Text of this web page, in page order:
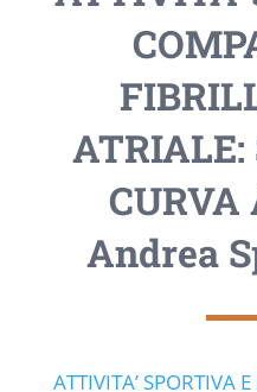
ATRIALE:
CURVA
Andrea
ATTIVITA’ SPORTIVA